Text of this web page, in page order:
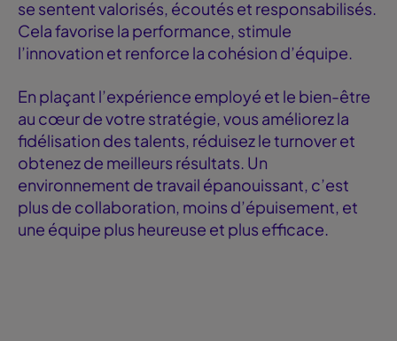
se sentent valorisés, écoutés et responsabilisés.
Cela favorise la performance, stimule
l’innovation et renforce la cohésion d’équipe.
En plaçant l’expérience employé et le bien-être
au cœur de votre stratégie, vous améliorez la
fidélisation des talents, réduisez le turnover et
obtenez de meilleurs résultats. Un
environnement de travail épanouissant, c’est
plus de collaboration, moins d’épuisement, et
une équipe plus heureuse et plus efficace.